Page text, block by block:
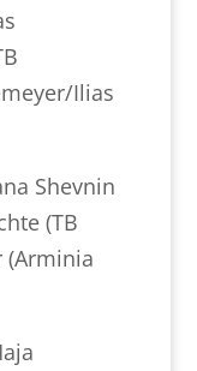
Ilias
Shevnin
(TB
(Arminia